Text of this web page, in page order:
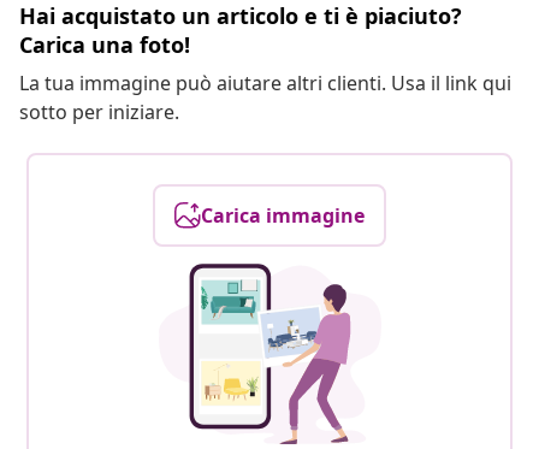
Hai acquistato un articolo e ti è piaciuto?
Carica una foto!
La tua immagine può aiutare altri clienti. Usa il link qui
sotto per iniziare.
Carica immagine